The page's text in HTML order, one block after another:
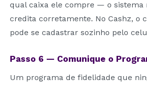
qual caixa ele compre — o sistema
credita corretamente. No Cashz, o
pode se cadastrar sozinho pelo
Passo 6 — Comunique o
Um programa de fidelidade que